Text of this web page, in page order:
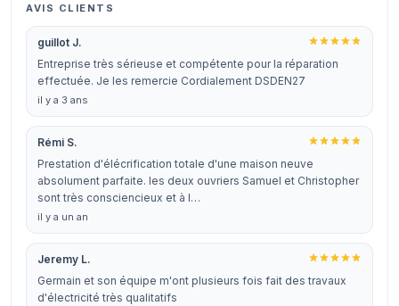
AVIS CLIENTS
guillot J.
Entreprise très sérieuse et compétente pour la réparation
effectuée. Je les remercie Cordialement DSDEN27
il y a 3 ans
Rémi S.
Prestation d'élécrification totale d'une maison neuve
absolument parfaite. les deux ouvriers Samuel et Christopher
sont très consciencieux et à l…
il y a un an
Jeremy L.
Germain et son équipe m'ont plusieurs fois fait des travaux
d'électricité très qualitatifs